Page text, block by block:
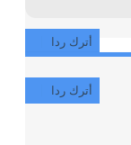
أترك ردا
أترك ردا